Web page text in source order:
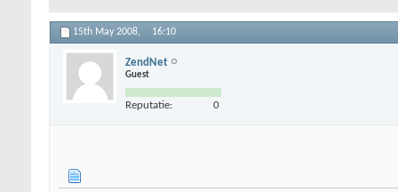
15th May 2008, 16:10
ZendNet
Guest
Reputatie: 0